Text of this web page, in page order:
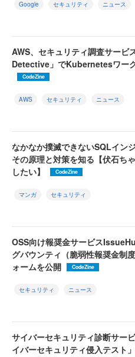
Google セキュリティ ニュース
AWS、セキュリティ調査サービ
Detective」でKubernetesワー
CodeZine
AWS セキュリティ ニュース
なかなか撲滅できないSQLインジ
その原理と対策を知る【伏石ち
したい】
CodeZine
マンガ セキュリティ
OSS向け報奨金サービス
グバウンティ（脆弱性報奨金制
ォームを公開
CodeZine
セキュリティ ニュース
サイバーセキュリティ診断サー
イバーセキュリティ侵入テスト